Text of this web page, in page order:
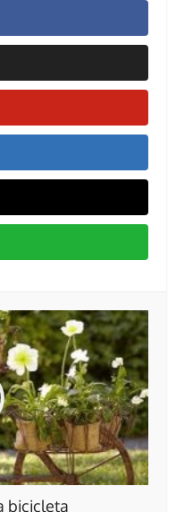
bicicleta